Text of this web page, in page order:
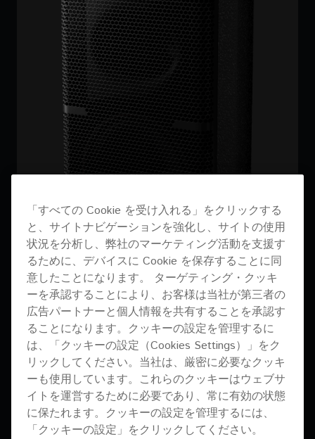
「すべての Cookie を受け入れる」をクリックする
と、サイトナビゲーションを強化し、サイトの使用
状況を分析し、弊社のマーケティング活動を支援す
るために、デバイスに Cookie を保存することに同
意したことになります。 ターゲティング・クッキ
ーを承認することにより、お客様は当社が第三者の
広告パートナーと個人情報を共有することを承認す
ることになります。クッキーの設定を管理するに
は、「クッキーの設定（Cookies Settings）」をク
リックしてください。当社は、厳密に必要なクッキ
ーも使用しています。これらのクッキーはウェブサ
イトを運営するために必要であり、常に有効の状態
に保たれます。クッキーの設定を管理するには、
「クッキーの設定」をクリックしてください。